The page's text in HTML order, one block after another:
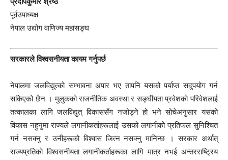
पूर्वउपाध्यक्ष
नेपाल उद्योग वाणिज्य महासङ्घ
सरकारले विश्वसनीयता कायम गर्नुपर्छ
नेपालमा जलविद्युत्को सम्भावना अपार भए तापनि यसको पर्याप्त सदुपयोग गर्न
सकिएको छैन । मुलुकको राजनीतिक अवस्था र सङ्घीयता प्रवेशको परिवेशलाई
तत्कालका लागि जलविद्युत् विकाससँग नजोड्ने हो भने सोचेअनुसार यसको
विकास नहुनुमा राज्यले लगानीकर्ताहरूलाई उसको लगानीको प्रतिफल सुनिश्चित
गर्न नसक्नु र उनीहरूको विश्वास जित्न नसक्नु मानिन्छ । सरकार अर्थात्
राज्यप्रतिको विश्वसनीयता लगानीकर्ताहरूका लागि मात्र नभई अन्तरराष्ट्रिय